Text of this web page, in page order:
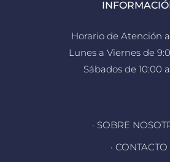
Horario de Atención
Lunes a Viernes de
Sábados de 10:00
· SOBRE
· CONTACTO